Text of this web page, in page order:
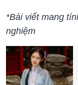
*Bài viết mang
nghiệm